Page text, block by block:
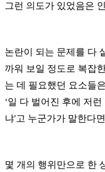
그런 의도가 있었음은
논란이 되는 문제를 다
까워 보일 정도로 복잡
는 데 필요했던 요소들
‘일 다 벌어진 후에 저
냐'고 누군가가 말한다
몇 개의 행위만으로 한